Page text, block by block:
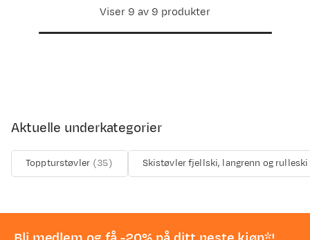
Viser 9 av 9 produkter
Aktuelle underkategorier
Toppturstøvler (35) Skistøvler fjellski, langrenn og rulleski